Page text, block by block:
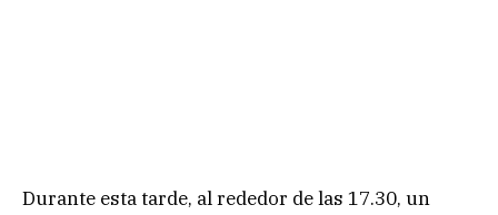
Durante esta tarde, al rededor de las 17.30, un